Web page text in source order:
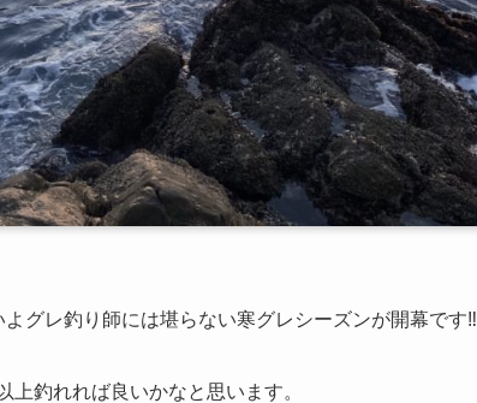
グレ釣り師には堪らない寒グレシーズンが開幕です‼️
釣れれば良いかなと思います。